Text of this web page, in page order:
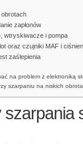
zapłonów
wtryskiwacze i pompa
oraz czujniki MAF i
zaślepienia
na problem z elektroniką
szarpaniu na niskich